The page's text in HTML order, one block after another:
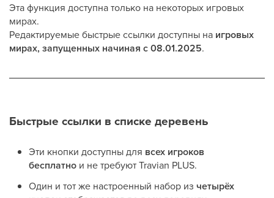
Эта функция доступна только на некоторых игровых
мирах.
Редактируемые быстрые ссылки доступны на игровых
мирах, запущенных начиная с 08.01.2025.
Быстрые ссылки в списке деревень
Эти кнопки доступны для всех игроков
бесплатно и не требуют Travian PLUS.
Один и тот же настроенный набор из четырёх